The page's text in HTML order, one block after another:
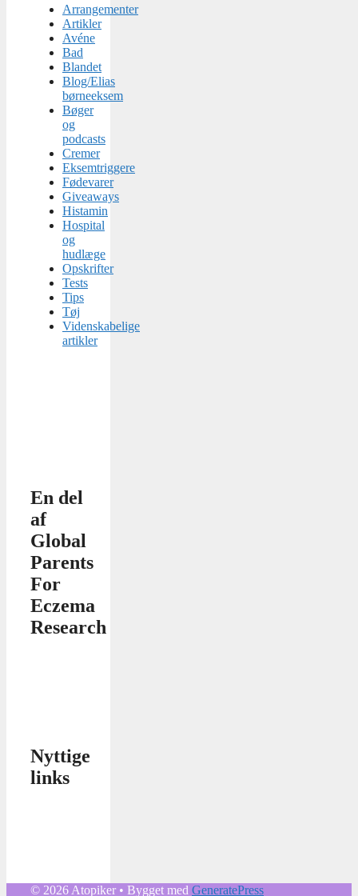
Arrangementer
Artikler
Avéne
Bad
Blandet
Blog/Elias
børneeksem
Bøger
og
podcasts
Cremer
Eksemtriggere
Fødevarer
Giveaways
Histamin
Hospital
og
hudlæge
Opskrifter
Tests
Tips
Tøj
Videnskabelige
artikler
En del
af
Global
Parents
For
Eczema
Research
Nyttige
links
© 2026 Atopiker • Bygget med GeneratePress